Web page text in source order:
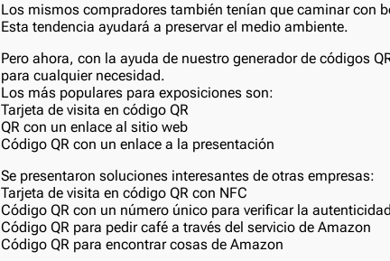
Los mismos compradores también tenían que caminar con
Esta tendencia ayudará a preservar el medio ambiente.
Pero ahora, con la ayuda de nuestro generador de códigos
para cualquier necesidad.
Los más populares para exposiciones son:
Tarjeta de visita en código QR
QR con un enlace al sitio web
Código QR con un enlace a la presentación
Se presentaron soluciones interesantes de otras empresas:
Tarjeta de visita en código QR con NFC
Código QR con un número único para verificar la
Código QR para pedir café a través del servicio de Amazon
Código QR para encontrar cosas de Amazon